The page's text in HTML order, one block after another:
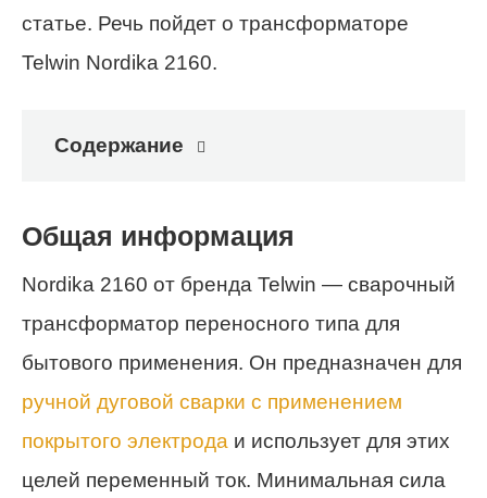
статье. Речь пойдет о трансформаторе
Telwin Nordika 2160.
Содержание
Общая информация
Nordika 2160 от бренда Telwin — сварочный
трансформатор переносного типа для
бытового применения. Он предназначен для
ручной дуговой сварки с применением
покрытого электрода и использует для этих
целей переменный ток. Минимальная сила